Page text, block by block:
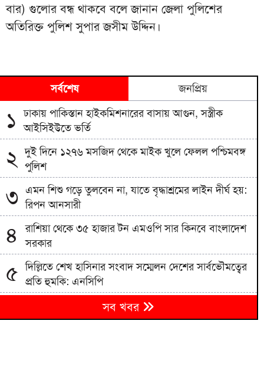
বার) গুলোর বন্ধ থাকবে বলে জানান জেলা পুলিশের
অতিরিক্ত পুলিশ সুপার জসীম উদ্দিন।
সর্বশেষ জনপ্রিয়
১ ঢাকায় পাকিস্তান হাইকমিশনারের বাসায় আগুন, সস্ত্রীক
আইসিইউতে ভর্তি
২
দুই দিনে ১২৭৬ মসজিদ থেকে মাইক খুলে ফেলল পশ্চিমবঙ্গ
পুলিশ
৩ এমন শিশু গড়ে তুলবেন না, যাতে বৃদ্ধাশ্রমের লাইন দীর্ঘ হয়:
রিপন আনসারী
৪
রাশিয়া থেকে ৩৫ হাজার টন এমওপি সার কিনবে বাংলাদেশ
সরকার
৫ দিল্লিতে শেখ হাসিনার সংবাদ সম্মেলন দেশের সার্বভৌমত্বের
প্রতি হুমকি: এনসিপি
বিএনপিতে রাষ্ট্রপতি নির্বাচন ঘিরে নানা সমীকরণ, সিদ্ধান্ত
নেবেন তারেক রহমান
সব খবর